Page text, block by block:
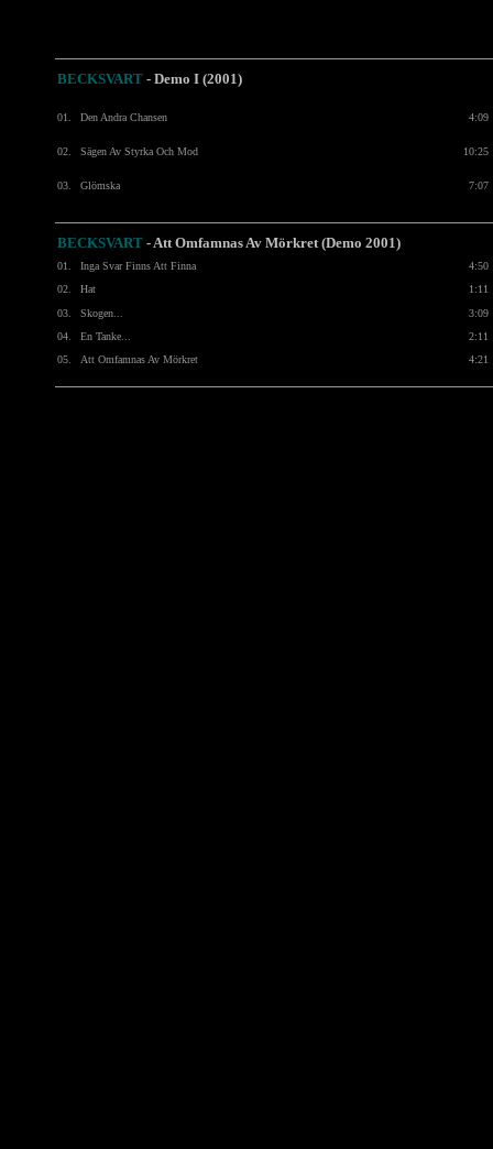
BECKSVART - Demo I (2001)
01. Den Andra Chansen 4:09
02. Sägen Av Styrka Och Mod 10:25
03. Glömska 7:07
BECKSVART - Att Omfamnas Av Mörkret (Demo 2001)
01. Inga Svar Finns Att Finna
4:50
02.
Hat
1:11
03.
Skogen...
3:09
04.
En Tanke...
2:11
05.
Att Omfamnas Av Mörkret 4:21